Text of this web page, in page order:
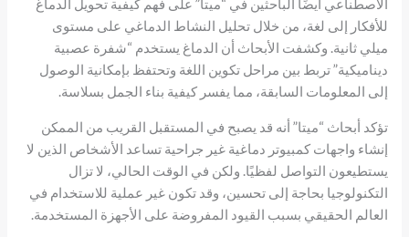
للأفكار إلى لغة، من خلال تحليل النشاط الدماغي على مستوى
ميلي ثانية. وكشفت الأبحاث أن الدماغ يستخدم “شفرة عصبية
ديناميكية” تربط بين مراحل تكوين اللغة وتحتفظ بإمكانية الوصول
إلى المعلومات السابقة، مما يفسر كيفية بناء الجمل بسلاسة.
تؤكد أبحاث “ميتا” أنه قد يصبح في المستقبل القريب من الممكن
إنشاء واجهات كمبيوتر دماغية غير جراحية تساعد الأشخاص الذين لا
يستطيعون التواصل لفظيًا. ولكن في الوقت الحالي، لا تزال
التكنولوجيا بحاجة إلى تحسين، وقد تكون غير عملية للاستخدام في
العالم الحقيقي بسبب القيود المفروضة على الأجهزة المستخدمة.